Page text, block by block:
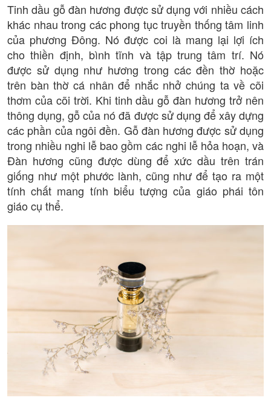
Tinh dầu gỗ đàn hương được sử dụng với nhiều cách
khác nhau trong các phong tục truyền thống tâm linh
của phương Đông. Nó được coi là mang lại lợi ích
cho thiền định, bình tĩnh và tập trung tâm trí. Nó
được sử dụng như hương trong các đền thờ hoặc
trên bàn thờ cá nhân để nhắc nhở chúng ta về cõi
thơm của cõi trời. Khi tinh dầu gỗ đàn hương trở nên
thông dụng, gỗ của nó đã được sử dụng để xây dựng
các phần của ngôi đền. Gỗ đàn hương được sử dụng
trong nhiều nghi lễ bao gồm các nghi lễ hỏa hoạn, và
Đàn hương cũng được dùng để xức dầu trên trán
giống như một phước lành, cũng như để tạo ra một
tính chất mang tính biểu tượng của giáo phái tôn
giáo cụ thể.